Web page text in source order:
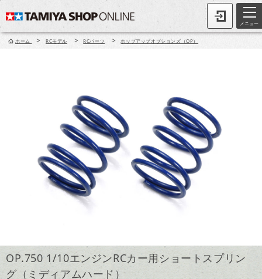
メニュー
ホーム > RCモデル > RCパーツ > ホップアップオプションズ（OP）
OP.750 1/10エンジンRCカー用ショートスプリン
グ（ミディアムハード）